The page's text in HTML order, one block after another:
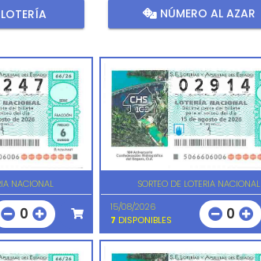
NÚMERO AL AZAR
NACIONAL
0
SORTEO DE LOTERIA NACIONAL
15/08/2026
7 DISPONIBLES 0